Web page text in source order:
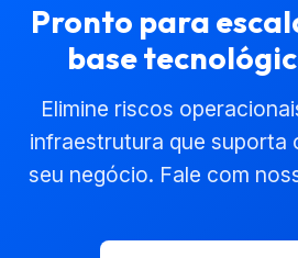
Pronto para
base
Elimine riscos
infraestrutura que suporta
seu negócio. Fale com